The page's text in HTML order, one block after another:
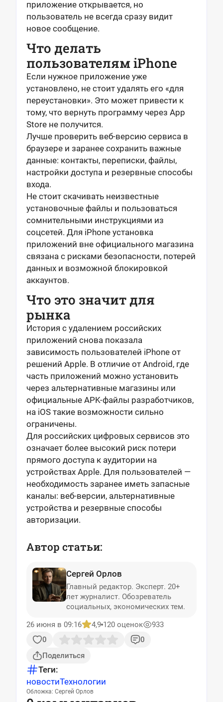
приложение открывается, но
пользователь не всегда сразу видит
новое сообщение.
Что делать
пользователям iPhone
Если нужное приложение уже
установлено, не стоит удалять его «для
переустановки». Это может привести к
тому, что вернуть программу через App
Store не получится.
Лучше проверить веб-версию сервиса в
браузере и заранее сохранить важные
данные: контакты, переписки, файлы,
настройки доступа и резервные способы
входа.
Не стоит скачивать неизвестные
установочные файлы и пользоваться
сомнительными инструкциями из
соцсетей. Для iPhone установка
приложений вне официального магазина
связана с рисками безопасности, потерей
данных и возможной блокировкой
аккаунтов.
Что это значит для
рынка
История с удалением российских
приложений снова показала
зависимость пользователей iPhone от
решений Apple. В отличие от Android, где
часть приложений можно установить
через альтернативные магазины или
официальные APK-файлы разработчиков,
на iOS такие возможности сильно
ограничены.
Для российских цифровых сервисов это
означает более высокий риск потери
прямого доступа к аудитории на
устройствах Apple. Для пользователей —
необходимость заранее иметь запасные
каналы: веб-версии, альтернативные
устройства и резервные способы
авторизации.
Автор статьи:
Сергей Орлов
Главный редактор. Эксперт. 20+
лет журналист. Обозреватель
социальных, экономических тем.
26 июня в 09:16
4,9 120 оценок
933
0
0
Поделиться
Теги:
новостиТехнологии
Обложка: Сергей Орлов